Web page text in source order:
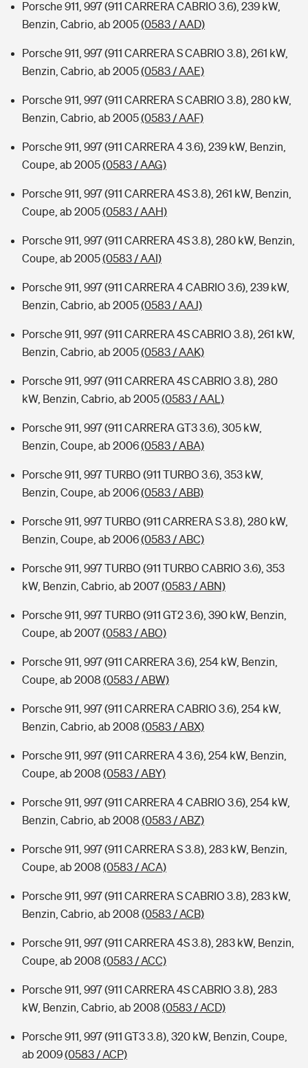
Porsche 911, 997 (911 CARRERA CABRIO 3.6), 239 kW,
Benzin, Cabrio, ab 2005(0583 / AAD)
Porsche 911, 997 (911 CARRERA S CABRIO 3.8), 261 kW,
Benzin, Cabrio, ab 2005(0583 / AAE)
Porsche 911, 997 (911 CARRERA S CABRIO 3.8), 280 kW,
Benzin, Cabrio, ab 2005(0583 / AAF)
Porsche 911, 997 (911 CARRERA 4 3.6), 239 kW, Benzin,
Coupe, ab 2005(0583 / AAG)
Porsche 911, 997 (911 CARRERA 4S 3.8), 261 kW, Benzin,
Coupe, ab 2005(0583 / AAH)
Porsche 911, 997 (911 CARRERA 4S 3.8), 280 kW, Benzin,
Coupe, ab 2005(0583 / AAI)
Porsche 911, 997 (911 CARRERA 4 CABRIO 3.6), 239 kW,
Benzin, Cabrio, ab 2005(0583 / AAJ)
Porsche 911, 997 (911 CARRERA 4S CABRIO 3.8), 261 kW,
Benzin, Cabrio, ab 2005(0583 / AAK)
Porsche 911, 997 (911 CARRERA 4S CABRIO 3.8), 280
kW, Benzin, Cabrio, ab 2005(0583 / AAL)
Porsche 911, 997 (911 CARRERA GT3 3.6), 305 kW,
Benzin, Coupe, ab 2006(0583 / ABA)
Porsche 911, 997 TURBO (911 TURBO 3.6), 353 kW,
Benzin, Coupe, ab 2006(0583 / ABB)
Porsche 911, 997 TURBO (911 CARRERA S 3.8), 280 kW,
Benzin, Coupe, ab 2006(0583 / ABC)
Porsche 911, 997 TURBO (911 TURBO CABRIO 3.6), 353
kW, Benzin, Cabrio, ab 2007(0583 / ABN)
Porsche 911, 997 TURBO (911 GT2 3.6), 390 kW, Benzin,
Coupe, ab 2007(0583 / ABO)
Porsche 911, 997 (911 CARRERA 3.6), 254 kW, Benzin,
Coupe, ab 2008 (0583 / ABW)
Porsche 911, 997 (911 CARRERA CABRIO 3.6), 254 kW,
Benzin, Cabrio, ab 2008 (0583 / ABX)
Porsche 911, 997 (911 CARRERA 4 3.6), 254 kW, Benzin,
Coupe, ab 2008 (0583 / ABY)
Porsche 911, 997 (911 CARRERA 4 CABRIO 3.6), 254 kW,
Benzin, Cabrio, ab 2008 (0583 / ABZ)
Porsche 911, 997 (911 CARRERA S 3.8), 283 kW, Benzin,
Coupe, ab 2008 (0583 / ACA)
Porsche 911, 997 (911 CARRERA S CABRIO 3.8), 283 kW,
Benzin, Cabrio, ab 2008 (0583 / ACB)
Porsche 911, 997 (911 CARRERA 4S 3.8), 283 kW, Benzin,
Coupe, ab 2008 (0583 / ACC)
Porsche 911, 997 (911 CARRERA 4S CABRIO 3.8), 283
kW, Benzin, Cabrio, ab 2008 (0583 / ACD)
Porsche 911, 997 (911 GT3 3.8), 320 kW, Benzin, Coupe,
ab 2009(0583 / ACP)